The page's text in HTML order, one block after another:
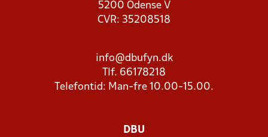
5200 Odense V
CVR: 35208518
info@dbufyn.dk
Tlf. 66178218
Telefontid: Man-fre 10.00-15.00.
DBU